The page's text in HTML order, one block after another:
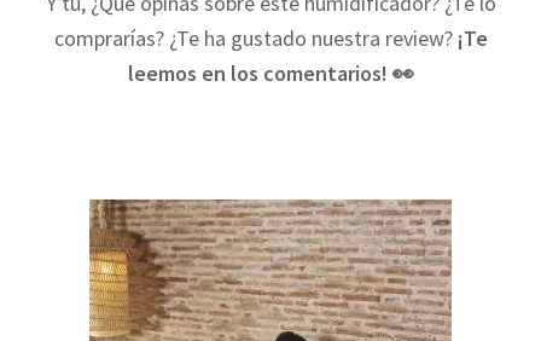
comprarías? ¿Te ha gustado nuestra review? ¡Te
leemos en los comentarios! 👀